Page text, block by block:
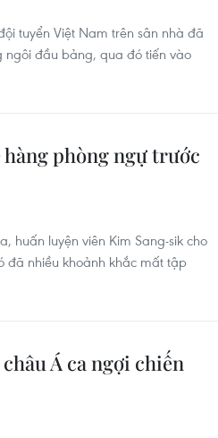
tuyển Việt Nam trên sân nhà đã
ngôi đầu bảng, qua đó tiến vào
phòng ngự trước
huấn luyện viên Kim Sang-sik cho
đã nhiều khoảnh khắc mất tập
Á ca ngợi chiến